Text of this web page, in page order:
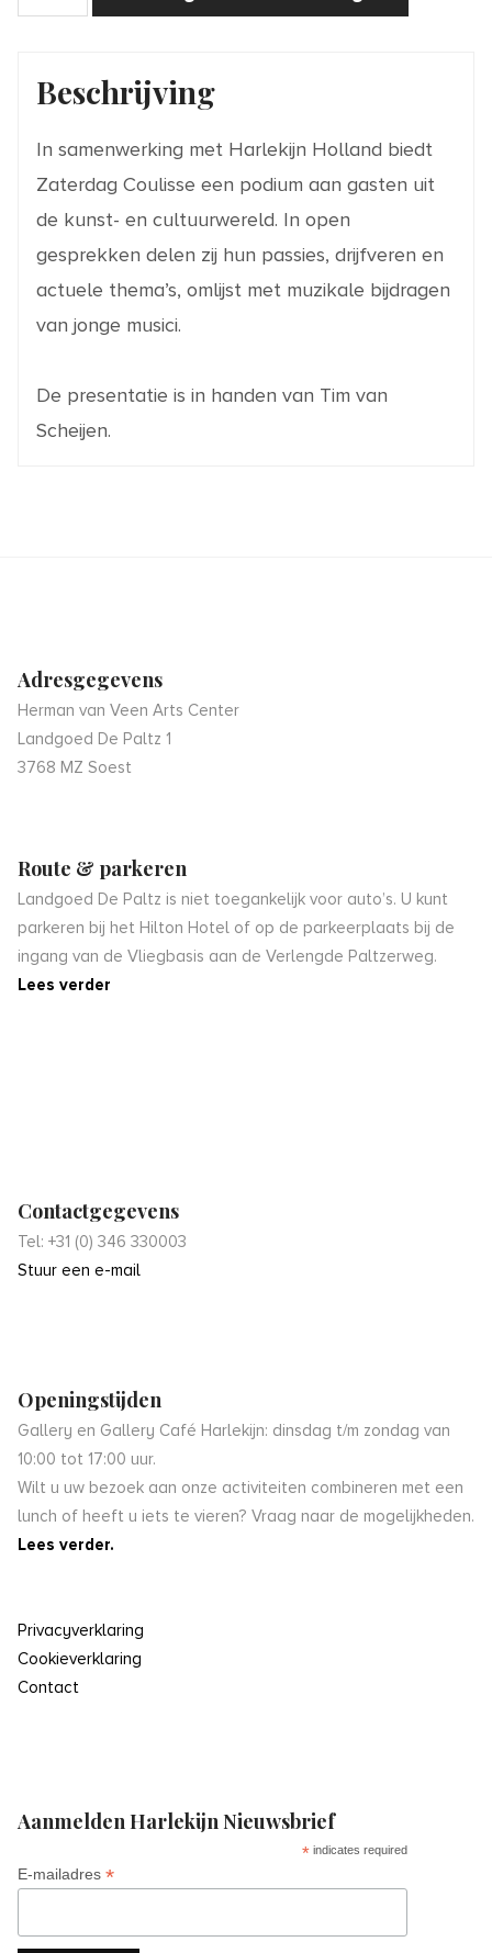
'Zaterdag
Beschrijving
In samenwerking met Harlekijn Holland biedt
Zaterdag Coulisse een podium aan gasten uit
de kunst- en cultuurwereld. In open
gesprekken delen zij hun passies, drijfveren en
actuele thema’s, omlijst met muzikale bijdragen
van jonge musici.
De presentatie is in handen van Tim van
Scheijen.
Adresgegevens
Herman van Veen Arts Center
Landgoed De Paltz 1
3768 MZ Soest
Route & parkeren
Landgoed De Paltz is niet toegankelijk voor auto’s. U kunt
parkeren bij het Hilton Hotel of op de parkeerplaats bij de
ingang van de Vliegbasis aan de Verlengde Paltzerweg.
Lees verder
Contactgegevens
Tel: +31 (0) 346 330003
Stuur een e-mail
Openingstijden
Gallery en Gallery Café Harlekijn: dinsdag t/m zondag van
10:00 tot 17:00 uur.
Wilt u uw bezoek aan onze activiteiten combineren met een
lunch of heeft u iets te vieren? Vraag naar de mogelijkheden.
Lees verder.
Privacyverklaring
Cookieverklaring
Contact
Aanmelden Harlekijn Nieuwsbrief
* indicates required
E-mailadres *